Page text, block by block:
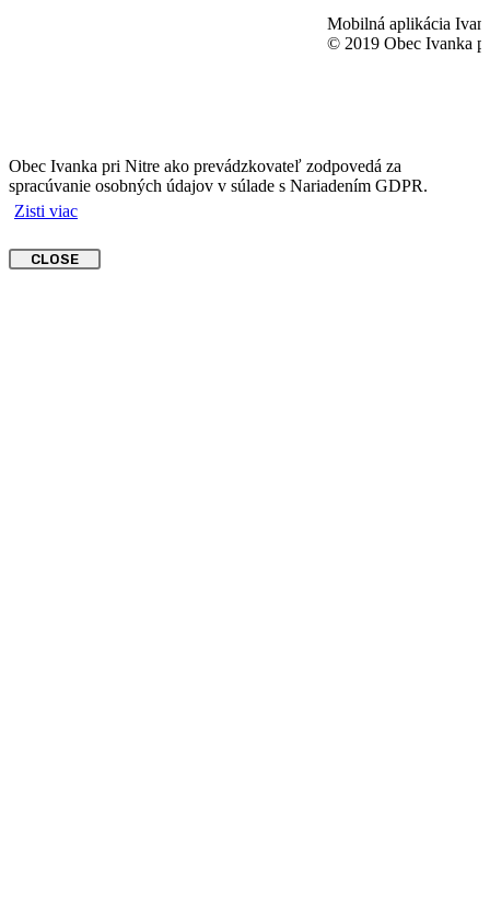
Mobilná aplikácia
© 2019 Obec Ivanka
Obec Ivanka pri Nitre ako prevádzkovateľ zodpovedá za
spracúvanie osobných údajov v súlade s Nariadením GDPR.
Zisti viac
CLOSE